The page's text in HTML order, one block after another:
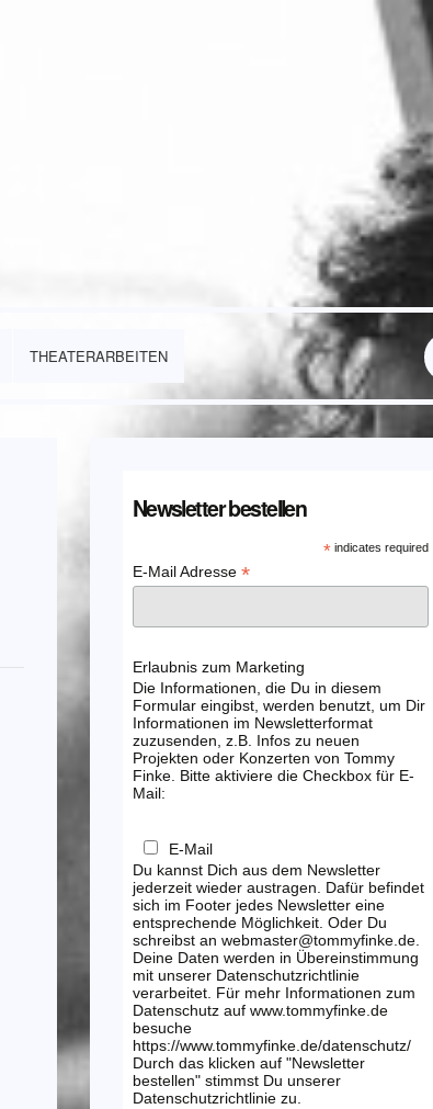
THEATERARBEITEN
Newsletter bestellen
*indicates required
E-Mail Adresse *
Erlaubnis zum Marketing
Die Informationen, die Du in diesem
Formular eingibst, werden benutzt, um Dir
Informationen im Newsletterformat
zuzusenden, z.B. Infos zu neuen
Projekten oder Konzerten von Tommy
Finke. Bitte aktiviere die Checkbox für E-
Mail:
E-Mail
Du kannst Dich aus dem Newsletter
jederzeit wieder austragen. Dafür befindet
sich im Footer jedes Newsletter eine
entsprechende Möglichkeit. Oder Du
schreibst an webmaster@tommyfinke.de.
Deine Daten werden in Übereinstimmung
mit unserer Datenschutzrichtlinie
verarbeitet. Für mehr Informationen zum
Datenschutz auf www.tommyfinke.de
besuche
https://www.tommyfinke.de/datenschutz/
Durch das klicken auf "Newsletter
bestellen" stimmst Du unserer
Datenschutzrichtlinie zu.